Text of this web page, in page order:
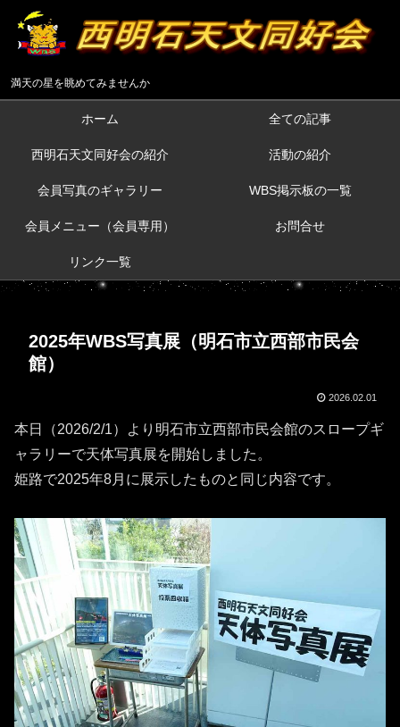
満天の星を眺めてみませんか
ホーム 全ての記事
西明石天文同好会の紹介 活動の紹介
会員写真のギャラリー WBS掲示板の一覧
会員メニュー（会員専用） お問合せ
リンク一覧
2025年WBS写真展（明石市立西部市民会
館）
2026.02.01
本日（2026/2/1）より明石市立西部市民会館のスロープギ
ャラリーで天体写真展を開始しました。
姫路で2025年8月に展示したものと同じ内容です。